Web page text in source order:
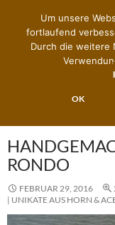
RONDO
FEBRUAR 29, 2016
UNIKATE AUS HORN &
Um unsere
fortlaufend
Durch die weitere
OK